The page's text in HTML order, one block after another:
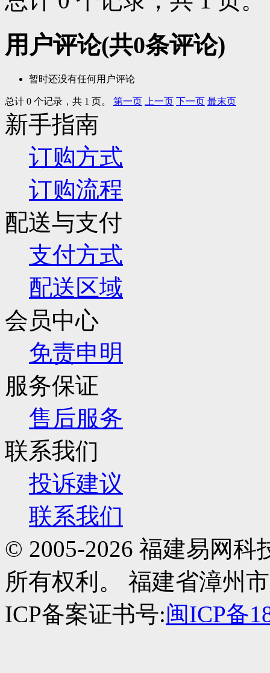
用户评论(共0条评论)
暂时还没有任何用户评论
总计 0 个记录，共 1 页。 第一页 上一页 下一页 最末页
新手指南
订购方式
订购流程
配送与支付
支付方式
配送区域
会员中心
免责申明
服务保证
售后服务
联系我们
投诉建议
联系我们
© 2005-2026 福建易网
所有权利。 福建省漳州
ICP备案证书号:闽ICP备